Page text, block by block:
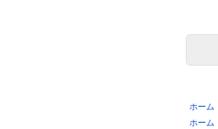
ホーム
ホーム